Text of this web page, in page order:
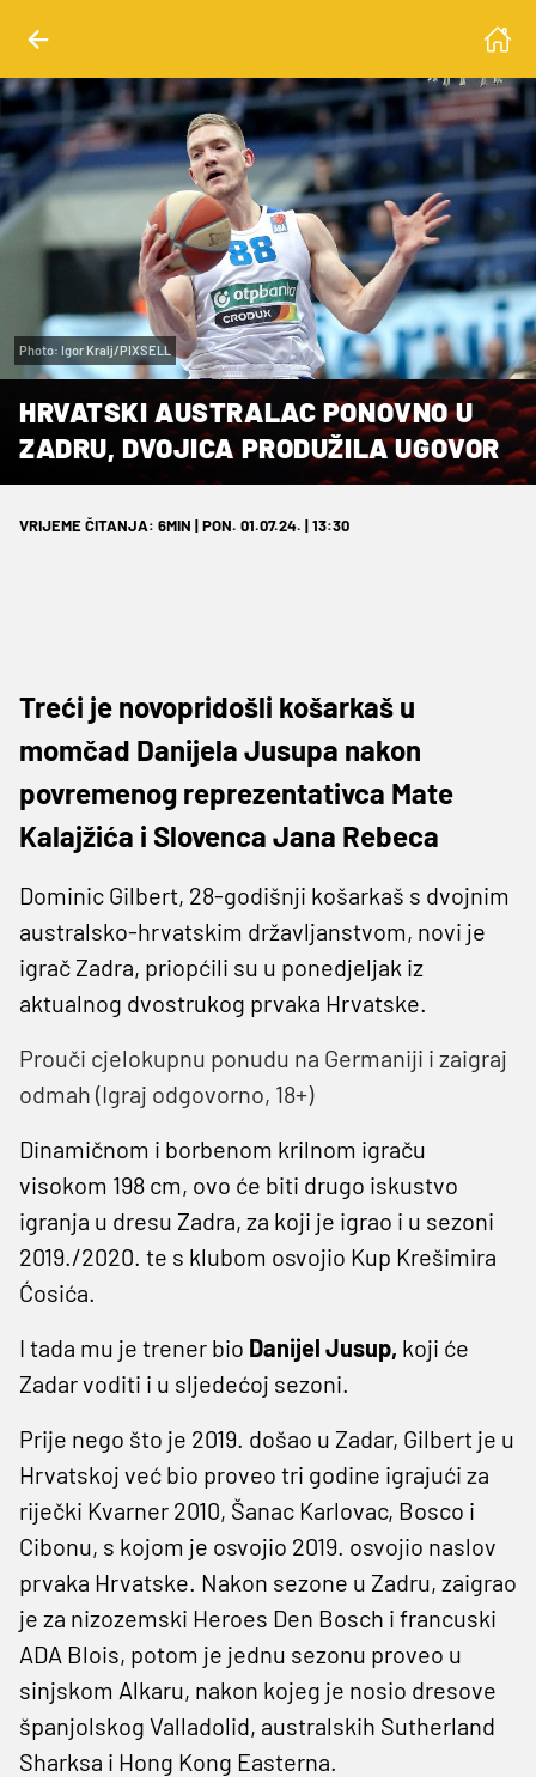
Photo: Igor Kralj/PIXSELL
HRVATSKI AUSTRALAC PONOVNO U
ZADRU, DVOJICA PRODUŽILA UGOVOR
VRIJEME ČITANJA: 6MIN | PON. 01.07.24. | 13:30
Treći je novopridošli košarkaš u
momčad Danijela Jusupa nakon
povremenog reprezentativca Mate
Kalajžića i Slovenca Jana Rebeca
Dominic Gilbert, 28-godišnji košarkaš s dvojnim
australsko-hrvatskim državljanstvom, novi je
igrač Zadra, priopćili su u ponedjeljak iz
aktualnog dvostrukog prvaka Hrvatske.
Prouči cjelokupnu ponudu na Germaniji i zaigraj
odmah (Igraj odgovorno, 18+)
Dinamičnom i borbenom krilnom igraču
visokom 198 cm, ovo će biti drugo iskustvo
igranja u dresu Zadra, za koji je igrao i u sezoni
2019./2020. te s klubom osvojio Kup Krešimira
Ćosića.
I tada mu je trener bio Danijel Jusup, koji će
Zadar voditi i u sljedećoj sezoni.
Prije nego što je 2019. došao u Zadar, Gilbert je u
Hrvatskoj već bio proveo tri godine igrajući za
riječki Kvarner 2010, Šanac Karlovac, Bosco i
Cibonu, s kojom je osvojio 2019. osvojio naslov
prvaka Hrvatske. Nakon sezone u Zadru, zaigrao
je za nizozemski Heroes Den Bosch i francuski
ADA Blois, potom je jednu sezonu proveo u
sinjskom Alkaru, nakon kojeg je nosio dresove
španjolskog Valladolid, australskih Sutherland
Sharksa i Hong Kong Easterna.